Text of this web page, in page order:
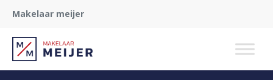
Makelaar meijer